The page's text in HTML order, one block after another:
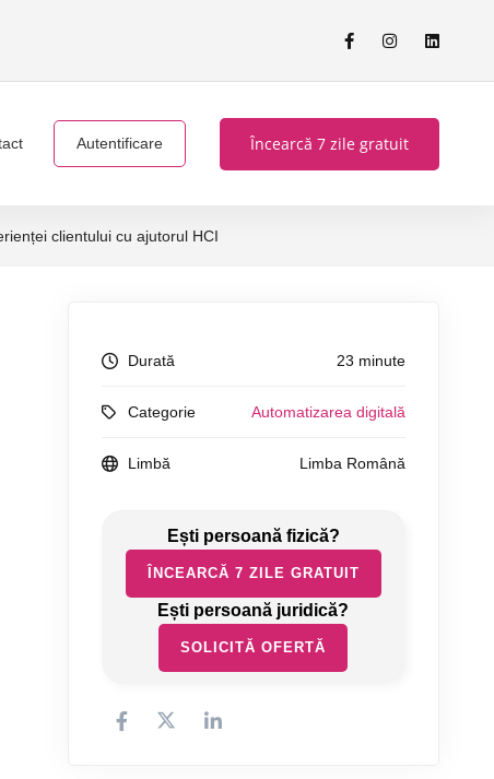
Autentificare Încearcă 7 zile gratuit
clientului cu ajutorul HCI
Durată 23 minute
Categorie Automatizarea digitală
Limbă Limba Română
ÎNCEARCĂ 7 ZILE GRATUIT
SOLICITĂ OFERTĂ